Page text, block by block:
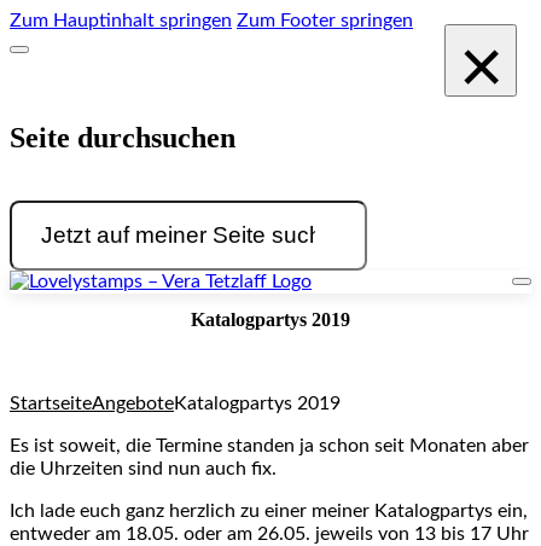
Zum Hauptinhalt springen Zum Footer springen
Seite durchsuchen
Suchen
×
Katalogpartys 2019
StartseiteAngeboteKatalogpartys 2019
Es ist soweit, die Termine standen ja schon seit Monaten aber
die Uhrzeiten sind nun auch fix.
Ich lade euch ganz herzlich zu einer meiner Katalogpartys ein,
entweder am 18.05. oder am 26.05. jeweils von 13 bis 17 Uhr